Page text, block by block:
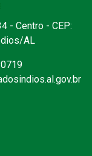
- Centro - CEP:
AL